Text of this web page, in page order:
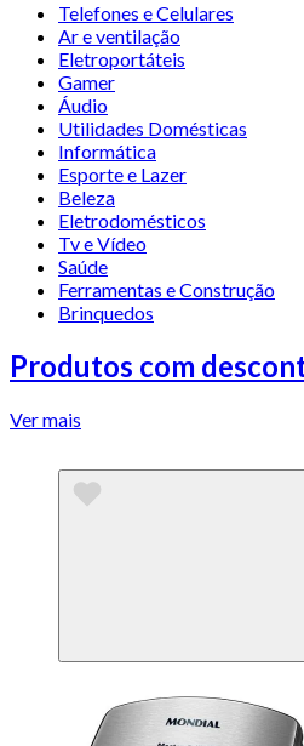
Telefones e Celulares
Ar e ventilação
Eletroportáteis
Gamer
Áudio
Utilidades Domésticas
Informática
Esporte e Lazer
Beleza
Eletrodomésticos
Tv e Vídeo
Saúde
Ferramentas e Construção
Brinquedos
Produtos com
Ver mais